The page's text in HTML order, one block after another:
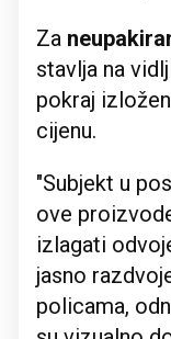
Za
stavlja na
pokraj
cijenu.
"Subjekt u
ove
izlagati
jasno
policama,